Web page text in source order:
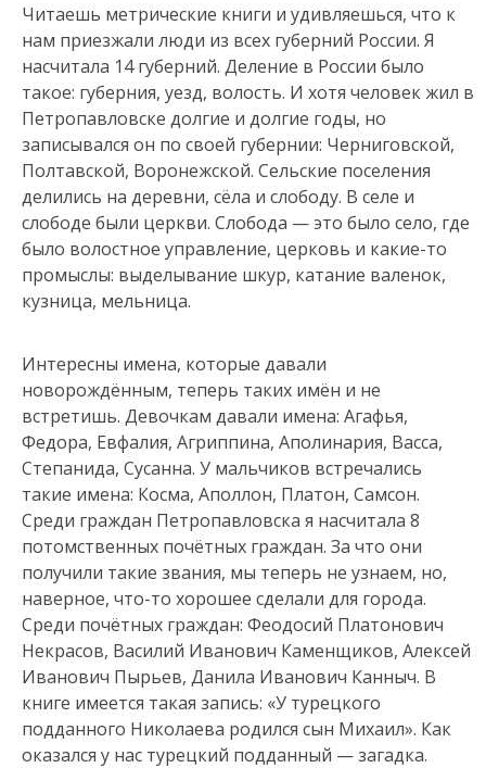
Читаешь метрические книги и удивляешься, что к
нам приезжали люди из всех губерний России. Я
насчитала 14 губерний. Деление в России было
такое: губерния, уезд, волость. И хотя человек жил в
Петропавловске долгие и долгие годы, но
записывался он по своей губернии: Черниговской,
Полтавской, Воронежской. Сельские поселения
делились на деревни, сёла и слободу. В селе и
слободе были церкви. Слобода — это было село, где
было волостное управление, церковь и какие-то
промыслы: выделывание шкур, катание валенок,
кузница, мельница.
Интересны имена, которые давали
новорождённым, теперь таких имён и не
встретишь. Девочкам давали имена: Агафья,
Федора, Евфалия, Агриппина, Аполинария, Васса,
Степанида, Сусанна. У мальчиков встречались
такие имена: Косма, Аполлон, Платон, Самсон.
Среди граждан Петропавловска я насчитала 8
потомственных почётных граждан. За что они
получили такие звания, мы теперь не узнаем, но,
наверное, что-то хорошее сделали для города.
Среди почётных граждан: Феодосий Платонович
Некрасов, Василий Иванович Каменщиков, Алексей
Иванович Пырьев, Данила Иванович Канныч. В
книге имеется такая запись: «У турецкого
подданного Николаева родился сын Михаил». Как
оказался у нас турецкий подданный — загадка.